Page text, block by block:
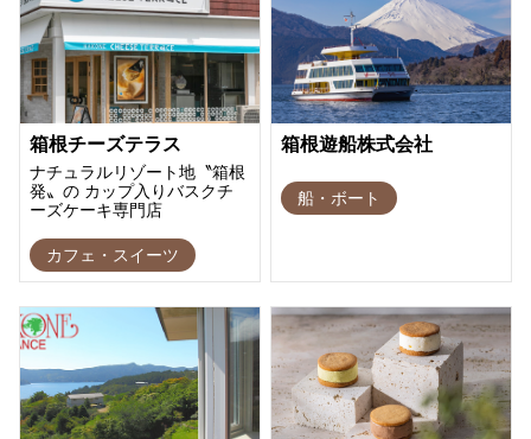
箱根チーズテラス
ナチュラルリゾート地〝箱根
発〟の カップ入りバスクチ
ーズケーキ専門店
カフェ・スイーツ
箱根遊船株式会社
船・ボート